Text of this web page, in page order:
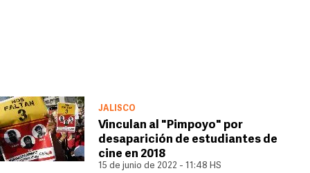
JALISCO
Vinculan al "Pimpoyo" por
desaparición de estudiantes de
cine en 2018
15 de junio de 2022 - 11:48 HS